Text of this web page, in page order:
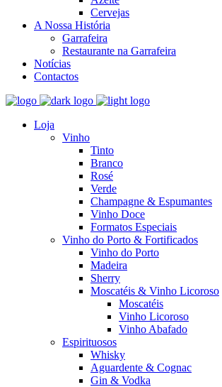
Cervejas
A Nossa História
Garrafeira
Restaurante na Garrafeira
Notícias
Contactos
Loja
Vinho
Tinto
Branco
Rosé
Verde
Champagne & Espumantes
Vinho Doce
Formatos Especiais
Vinho do Porto & Fortificados
Vinho do Porto
Madeira
Sherry
Moscatéis & Vinho Licoroso
Moscatéis
Vinho Licoroso
Vinho Abafado
Espirituosos
Whisky
Aguardente & Cognac
Gin & Vodka